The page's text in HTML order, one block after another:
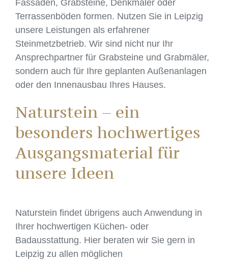
Fassaden, Grabsteine, Denkmäler oder
Terrassenböden formen. Nutzen Sie in Leipzig
unsere Leistungen als erfahrener
Steinmetzbetrieb. Wir sind nicht nur Ihr
Ansprechpartner für Grabsteine und Grabmäler,
sondern auch für Ihre geplanten Außenanlagen
oder den Innenausbau Ihres Hauses.
Naturstein – ein
besonders hochwertiges
Ausgangsmaterial für
unsere Ideen
Naturstein findet übrigens auch Anwendung in
Ihrer hochwertigen Küchen- oder
Badausstattung. Hier beraten wir Sie gern in
Leipzig zu allen möglichen